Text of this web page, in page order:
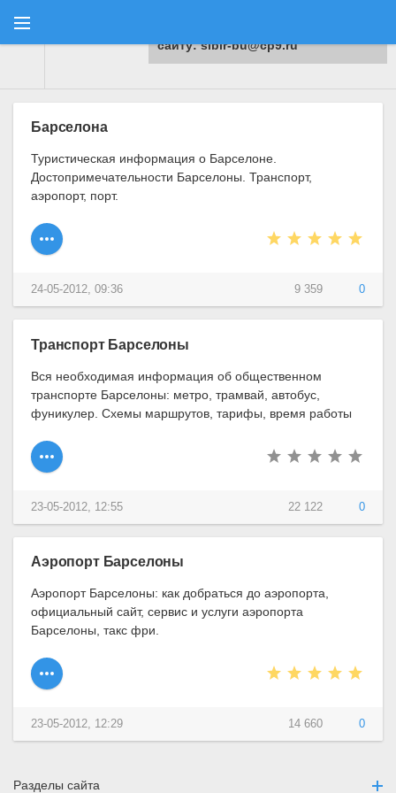
Барселона
Туристическая информация о Барселоне.
Достопримечательности Барселоны. Транспорт,
аэропорт, порт.
9 359 0
24-05-2012, 09:36
Транспорт Барселоны
Вся необходимая информация об общественном
транспорте Барселоны: метро, трамвай, автобус,
фуникулер. Схемы маршрутов, тарифы, время работы
22 122 0
23-05-2012, 12:55
Аэропорт Барселоны
Аэропорт Барселоны: как добраться до аэропорта,
официальный сайт, сервис и услуги аэропорта
Барселоны, такс фри.
14 660 0
23-05-2012, 12:29
Разделы сайта
сайту: sibir-bu@cp9.ru